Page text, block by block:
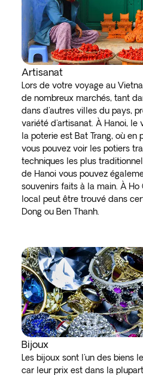
Artisanat
Lors de votre voyage au
de nombreux marchés, tant
dans d'autres villes du pays,
variété d'artisanat. À Hanoi,
la poterie est Bat Trang, où en
vous pouvez voir les potiers
techniques les plus
de Hanoi vous pouvez
souvenirs faits à la main. À
local peut être trouvé dans
Dong ou Ben Thanh.
Bijoux
Les bijoux sont l'un des biens
car leur prix est dans la